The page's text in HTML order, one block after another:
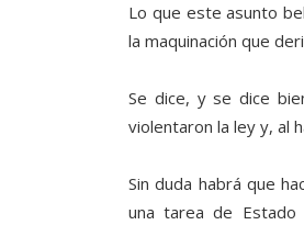
Lo que este asunto
la maquinación que
Se dice, y se dice
violentaron la ley y, al
Sin duda habrá que
una tarea de